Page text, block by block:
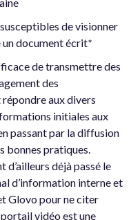
de visionner
un document écrit*
de transmettre des
des
aux divers
initiales aux
passant par la diffusion
bonnes pratiques.
d’ailleurs déjà passé le
d’information interne et
Glovo pour ne citer
vidéo est une